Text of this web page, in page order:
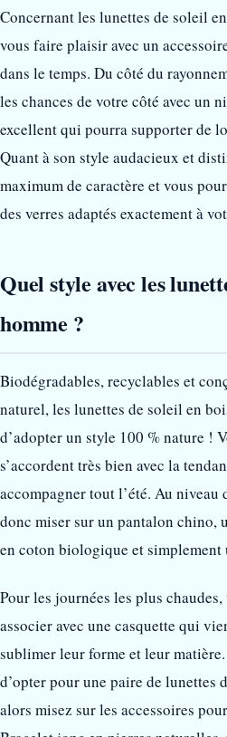
Concernant les lunettes de soleil
vous faire plaisir avec un
dans le temps. Du côté du
les chances de votre côté avec un
excellent qui pourra supporter de
Quant à son style audacieux et
maximum de caractère et vous
des verres adaptés exactement à
Quel style avec les
homme ?
Biodégradables, recyclables et
naturel, les lunettes de soleil en
d’adopter un style 100 % nature !
s’accordent très bien avec la
accompagner tout l’été. Au niveau
donc miser sur un pantalon chino,
en coton biologique et simplement
Pour les journées les plus
associer avec une casquette qui
sublimer leur forme et leur
d’opter pour une paire de lunettes
alors misez sur les accessoires